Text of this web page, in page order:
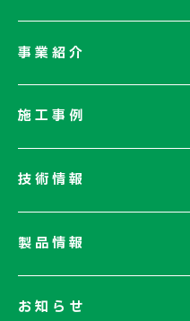
会社情報一覧
ネットワーク
電子公告
事業紹介
施工事例
技術情報
製品情報
お知らせ